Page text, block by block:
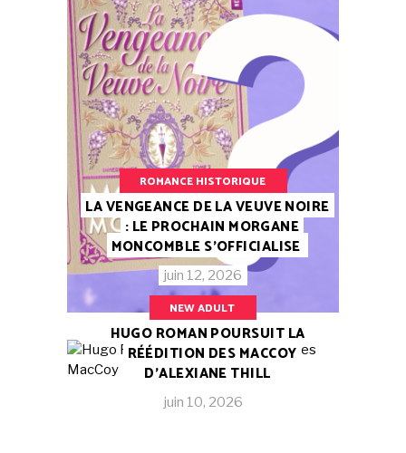
ROMANCE HISTORIQUE
LA VENGEANCE DE LA VEUVE NOIRE
: LE PROCHAIN MORGANE
MONCOMBLE S’OFFICIALISE
juin 12, 2026
NEW ADULT
HUGO ROMAN POURSUIT LA
RÉÉDITION DES MACCOY
D’ALEXIANE THILL
juin 10, 2026